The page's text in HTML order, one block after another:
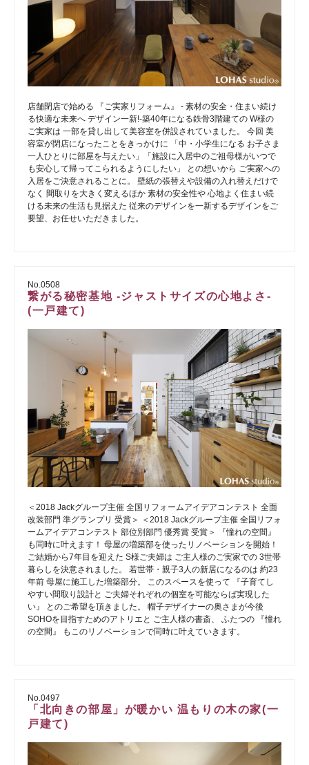
店舗閉店で始める 『ご実家リフォーム』 - 素材の安全・住まい続け
る快適な未来へ デザイン一新!-築40年になる鉄骨3階建ての W様の
ご実家は 一部を貸し出して美容室を併設されていました。 今回 美
容室が閉店になったことをきっかけに 「中・小学生になる お子さま
一人ひとりに部屋を与えたい」「施設に入居中のご祖母様がいつで
も安心して帰ってこられるようにしたい」 との想いから ご実家への
入居をご決意されることに。 壁紙の張替えや設備の入れ替えだけで
なく 間取りを大きく変えるほか 素材の安全性や 心地よく住まい続
ける未来の生活も見据えた 従来のデザインを一新するデザインをご
要望、お任せいただきました。
No.0508
繋がる秘密基地 -ジャストサイズの心地よさ-
(一戸建て)
＜2018 Jackグループ主催 全国リフォームアイデアコンテスト 全面
改装部門 準グランプリ 受賞＞ ＜2018 Jackグループ主催 全国リフォ
ームアイデアコンテスト 部位別部門 優秀賞 受賞＞ 『憧れの空間』
も同時に叶えます！ 母屋の増築部を使ったリノベーションを開始！
ご結婚から7年目を迎えた S様ご夫婦は ご主人様のご実家での 3世帯
暮らしを決意されました。 若世帯・親子3人の新居になるのは 約23
年前 母屋に施工した増築部分。 このスペースを使って 『子育てし
やすい間取り設計と ご夫婦それぞれの個室を可能ならば実現した
い』 とのご希望を頂きました。 帽子デザイナーの奥さまが今後
SOHOを目指すためのアトリエと ご主人様の書斎、 ふたつの 『憧れ
の空間』 もこのリノベーションで同時に叶えていきます。
No.0497
「北向きの部屋」が暖かい 温もりの木の家(一
戸建て)